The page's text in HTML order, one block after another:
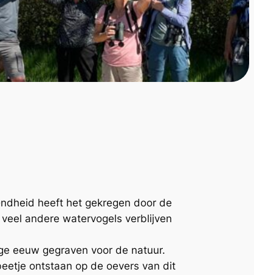
heeft het gekregen door de
andere watervogels verblijven
eeuw gegraven voor de natuur.
ontstaan op de oevers van dit